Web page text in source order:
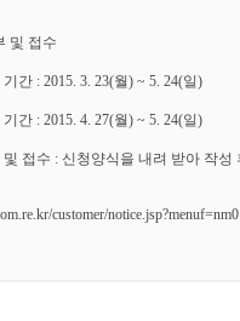
및 접수
간 : 2015. 3. 23(월) ~ 5. 24(일)
간 : 2015. 4. 27(월) ~ 5. 24(일)
및 접수 : 신청양식을 내려 받아 작성
customer/